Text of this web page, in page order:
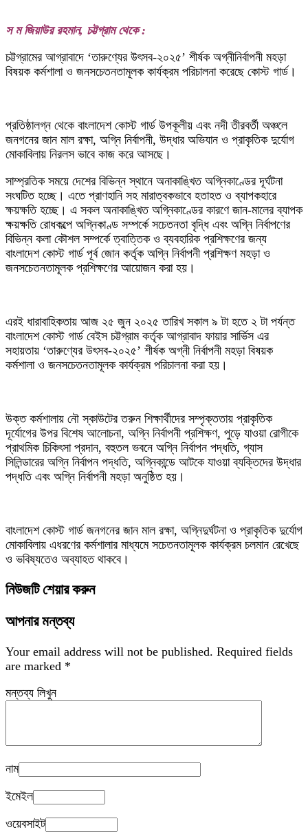
স ম জিয়াউর রহমান, চট্টগ্রাম থেকে :
চট্টগ্রামের আগ্রাবাদে ‘তারুণ্যের উৎসব-২০২৫’ শীর্ষক অগ্নীনির্বাপনী মহড়া
বিষয়ক কর্মশালা ও জনসচেতনতামূলক কার্যক্রম পরিচালনা করেছে কোস্ট গার্ড।
প্রতিষ্ঠালগ্ন থেকে বাংলাদেশ কোস্ট গার্ড উপকূলীয় এবং নদী তীরবর্তী অঞ্চলে
জনগনের জান মাল রক্ষা, অগ্নি নির্বাপনী, উদ্ধার অভিযান ও প্রাকৃতিক দুর্যোগ
মোকাবিলায় নিরলস ভাবে কাজ করে আসছে।
সাম্প্রতিক সময়ে দেশের বিভিন্ন স্থানে অনাকাঙ্খিত অগ্নিকাণ্ডের দূর্ঘটনা
সংঘটিত হচ্ছে। এতে প্রাণহানি সহ মারাত্বকভাবে হতাহত ও ব্যাপকহারে
ক্ষয়ক্ষতি হচ্ছে। এ সকল অনাকাঙ্খিত অগ্নিকাণ্ডের কারণে জান-মালের ব্যাপক
ক্ষয়ক্ষতি রোধকল্পে অগ্নিকাণ্ড সম্পর্কে সচেতনতা বৃদ্ধি এবং অগ্নি নির্বাপণের
বিভিন্ন কলা কৌশল সম্পর্কে ত্বাত্তিক ও ব্যবহারিক প্রশিক্ষণের জন্য
বাংলাদেশ কোস্ট গার্ড পূর্ব জোন কর্তৃক অগ্নি নির্বাপনী প্রশিক্ষণ মহড়া ও
জনসচেতনতামূলক প্রশিক্ষণের আয়োজন করা হয়।
এরই ধারাবাহিকতায় আজ ২৫ জুন ২০২৫ তারিখ সকাল ৯ টা হতে ২ টা পর্যন্ত
বাংলাদেশ কোস্ট গার্ড বেইস চট্টগ্রাম কর্তৃক আগ্রাবাদ ফায়ার সার্ভিস এর
সহায়তায় ‘তারুণ্যের উৎসব-২০২৫’ শীর্ষক অগ্নী নির্বাপনী মহড়া বিষয়ক
কর্মশালা ও জনসচেতনতামূলক কার্যক্রম পরিচালনা করা হয়।
উক্ত কর্মশালায় নৌ স্কাউটের তরুন শিক্ষার্থীদের সম্পৃক্ততায় প্রাকৃতিক
দূর্যোগের উপর বিশেষ আলোচনা, অগ্নি নির্বাপনী প্রশিক্ষণ, পুড়ে যাওয়া রোগীকে
প্রাথমিক চিকিৎসা প্রদান, বহুতল ভবনে অগ্নি নির্বাপন পদ্ধতি, গ্যাস
সিলিন্ডারের অগ্নি নির্বাপন পদ্ধতি, অগ্নিকান্ডে আটকে যাওয়া ব্যক্তিদের উদ্ধার
পদ্ধতি এবং অগ্নি নির্বাপনী মহড়া অনুষ্ঠিত হয়।
বাংলাদেশ কোস্ট গার্ড জনগনের জান মাল রক্ষা, অগ্নিদুর্ঘটনা ও প্রাকৃতিক দুর্যোগ
মোকাবিলায় এধরণের কর্মশালার মাধ্যমে সচেতনতামূলক কার্যক্রম চলমান রেখেছে
ও ভবিষ্যতেও অব্যাহত থাকবে।
নিউজটি শেয়ার করুন
আপনার মন্তব্য
Your email address will not be published. Required fields
are marked *
মন্তব্য লিখুন
নাম
ইমেইল
ওয়েবসাইট